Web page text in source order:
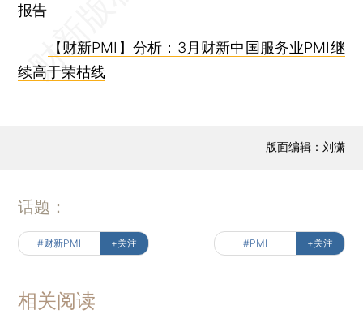
报告
【财新PMI】分析：3月财新中国服务业PMI继
续高于荣枯线
版面编辑：刘潇
话题：
#财新PMI +关注 #PMI +关注
相关阅读